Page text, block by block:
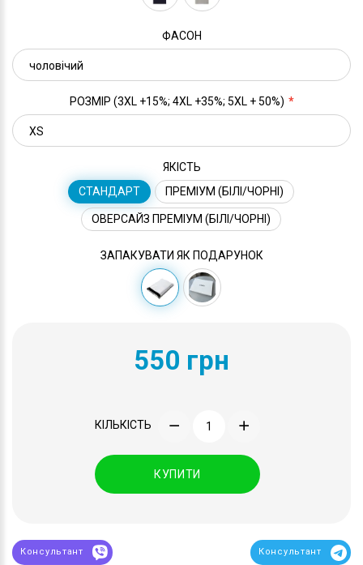
ФАСОН
РОЗМІР (3XL +15%; 4XL +35%; 5XL + 50%)
ЯКІСТЬ
СТАНДАРТ
ПРЕМІУМ (БІЛІ/ЧОРНІ)
ОВЕРСАЙЗ ПРЕМІУМ (БІЛІ/ЧОРНІ)
ЗАПАКУВАТИ ЯК ПОДАРУНОК
550 грн
КІЛЬКІСТЬ
КУПИТИ
Консультант Консультант